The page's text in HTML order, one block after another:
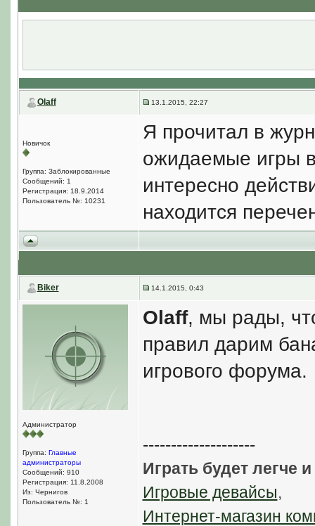
Olaff 13.1.2015, 22:27
Новичок
Группа: Заблокированные
Сообщений: 1
Регистрация: 18.9.2014
Пользователь №: 10231
Я прочитал в
ожидаемые игры
интересно
находится
Biker 14.1.2015, 0:43
Администратор
Группа: Главные
администраторы
Сообщений: 910
Регистрация: 11.8.2008
Из: Чернигов
Пользователь №: 1
Olaff, мы рады,
правил дарим
игрового форума.
--------------------
Играть будет легче
Игровые девайсы,
Интернет-магазин